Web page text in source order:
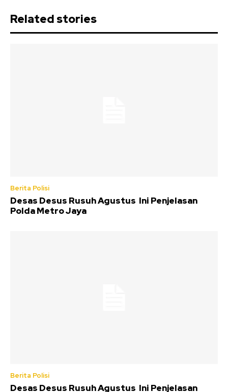
Related stories
Berita Polisi
Desas Desus Rusuh Agustus Ini Penjelasan
Polda Metro Jaya
Berita Polisi
Desas Desus Rusuh Agustus Ini Penjelasan